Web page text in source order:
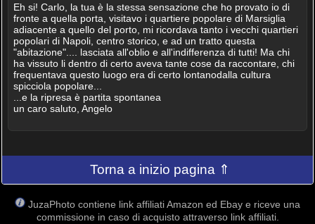
Eh si! Carlo, la tua è la stessa sensazione che ho provato io di
fronte a quella porta, visitavo i quartiere popolare di Marsiglia
adiacente a quello del porto, mi ricordava tanto i vecchi quartieri
popolari di Napoli, centro storico, e ad un tratto questa
"abitazione".... lasciata all'oblio e all'indifferenza di tutti! Ma chi
ha vissuto li dentro di certo aveva tante cose da raccontare, chi
frequentava questo luogo era di certo lontanodalla cultura
spicciola popolare...
...e la ripresa è partita spontanea
un caro saluto, Angelo
Torna a inizio pagina ⇑
JuzaPhoto contiene link affiliati Amazon ed Ebay e riceve una
commissione in caso di acquisto attraverso link affiliati.